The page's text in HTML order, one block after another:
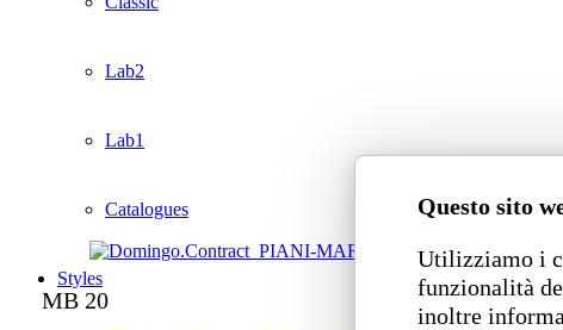
Questo sito
Utilizziamo i
funzionalità
inoltre
Lab2
Lab1
Catalogues
Styles
MB 20